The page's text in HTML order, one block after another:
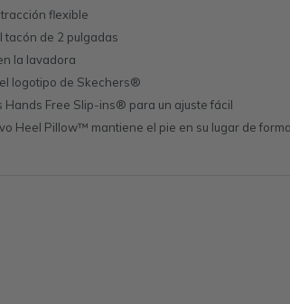
flexible
tacón de 2 pulgadas
la lavadora
logotipo de Skechers®
Hands Free Slip-ins® para un ajuste fácil
Heel Pillow™ mantiene el pie en su lugar de